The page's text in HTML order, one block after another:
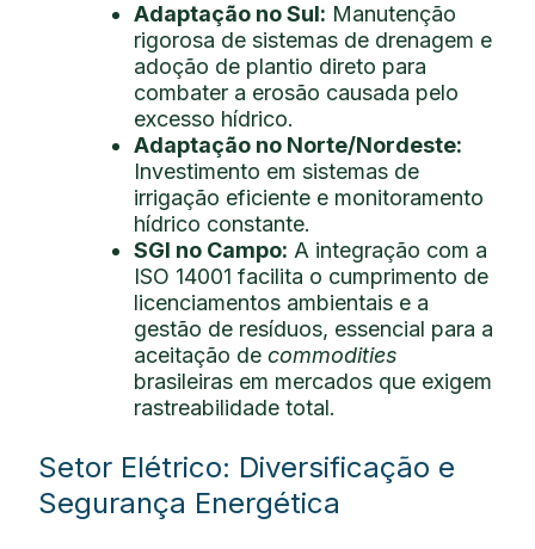
Adaptação no Sul: Manutenção
rigorosa de sistemas de drenagem e
adoção de plantio direto para
combater a erosão causada pelo
excesso hídrico.
Adaptação no Norte/Nordeste:
Investimento em sistemas de
irrigação eficiente e monitoramento
hídrico constante.
SGI no Campo: A integração com a
ISO 14001 facilita o cumprimento de
licenciamentos ambientais e a
gestão de resíduos, essencial para a
aceitação de commodities
brasileiras em mercados que exigem
rastreabilidade total.
Setor Elétrico: Diversificação e
Segurança Energética